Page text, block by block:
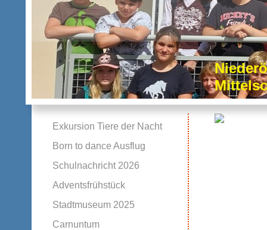
Exkursion Tiere der Nacht
Born to dance Ausflug
Schulnachricht 2026
Adventsfrühstück
Stadtmuseum 2025
Carnuntum